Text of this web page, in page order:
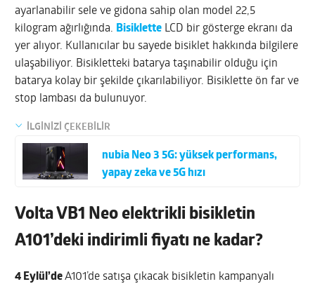
ayarlanabilir sele ve gidona sahip olan model 22,5
kilogram ağırlığında. Bisiklette LCD bir gösterge ekranı da
yer alıyor. Kullanıcılar bu sayede bisiklet hakkında bilgilere
ulaşabiliyor. Bisikletteki batarya taşınabilir olduğu için
batarya kolay bir şekilde çıkarılabiliyor. Bisiklette ön far ve
stop lambası da bulunuyor.
İLGİNİZİ ÇEKEBİLİR
nubia Neo 3 5G: yüksek performans,
yapay zeka ve 5G hızı
Volta VB1 Neo elektrikli bisikletin
A101’deki indirimli fiyatı ne kadar?
4 Eylül’deA101’de satışa çıkacak bisikletin kampanyalı